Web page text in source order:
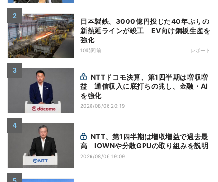
日本製鉄、3000億円投じた40年ぶりの
新熱延ラインが竣工 EV向け鋼板生産を
強化
10時間前 レポート
益 通信収入に底打ちの兆し、金融・AI
を強化
2026/08/06 20:19
高 IOWNや分散GPUの取り組みを説明
2026/08/06 19:09